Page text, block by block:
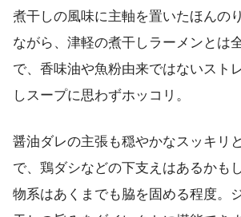
煮干しの風味に主軸を置いたほんの
ながら、津軽の煮干しラーメンとは
で、香味油や魚粉由来ではないスト
しスープに思わずホッコリ。
醤油ダレの主張も穏やかなスッキリ
で、鶏ダシなどの下支えはあるかも
物系はあくまでも脇を固める程度。